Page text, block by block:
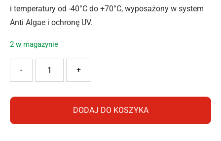
i temperatury od -40°C do +70°C, wyposażony w system
Anti Algae i ochronę UV.
2 w magazynie
+
-
DODAJ DO KOSZYKA